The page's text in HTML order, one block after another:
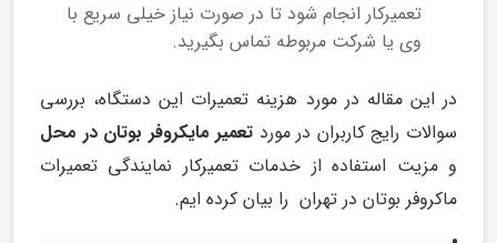
تعمیرکار انجام شود تا در صورت نیاز خیلی سریع با
وی یا شرکت مربوطه تماس بگیرید.
در این مقاله در مورد هزینه تعمیرات این دستگاه، بررسی
سوالات رایج کاربران در مورد تعمیر مایکروفر بوتان در محل
و مزیت استفاده از خدمات تعمیرکار نمایندگی تعمیرات
ماکروفر بوتان در تهران را بیان کرده ایم.